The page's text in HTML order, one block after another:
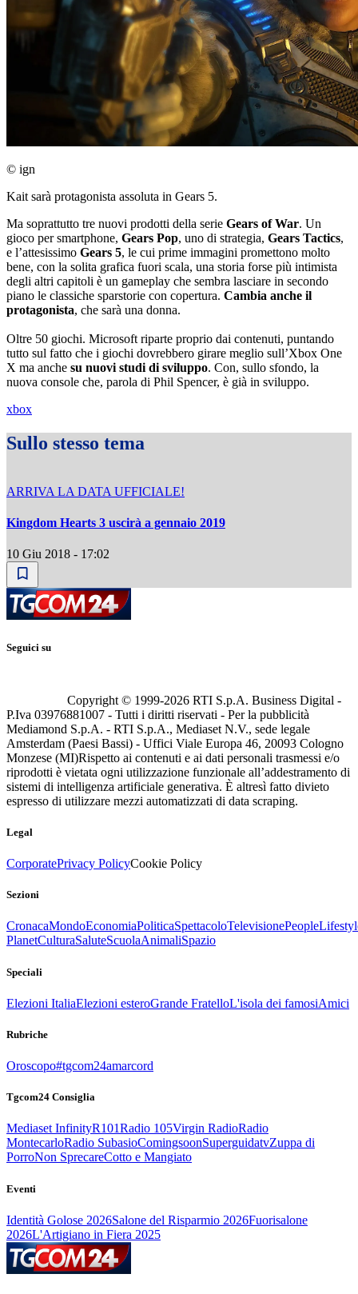
© ign
Kait sarà protagonista assoluta in Gears 5.
Ma soprattutto tre nuovi prodotti della serie Gears of War. Un
gioco per smartphone, Gears Pop, uno di strategia, Gears Tactics,
e l’attesissimo Gears 5, le cui prime immagini promettono molto
bene, con la solita grafica fuori scala, una storia forse più intimista
degli altri capitoli è un gameplay che sembra lasciare in secondo
piano le classiche sparstorie con copertura. Cambia anche il
protagonista, che sarà una donna.
Oltre 50 giochi. Microsoft riparte proprio dai contenuti, puntando
tutto sul fatto che i giochi dovrebbero girare meglio sull’Xbox One
X ma anche su nuovi studi di sviluppo. Con, sullo sfondo, la
nuova console che, parola di Phil Spencer, è già in sviluppo.
xbox
Sullo stesso tema
ARRIVA LA DATA UFFICIALE!
Kingdom Hearts 3 uscirà a gennaio 2019
10 Giu 2018 - 17:02
Seguici su
Copyright © 1999-2026 RTI S.p.A. Business Digital -
P.Iva 03976881007 - Tutti i diritti riservati - Per la pubblicità
Mediamond S.p.A. - RTI S.p.A., Mediaset N.V., sede legale
Amsterdam (Paesi Bassi) - Uffici Viale Europa 46, 20093 Cologno
Monzese (MI)Rispetto ai contenuti e ai dati personali trasmessi e/o
riprodotti è vietata ogni utilizzazione funzionale all’addestramento di
sistemi di intelligenza artificiale generativa. È altresì fatto divieto
espresso di utilizzare mezzi automatizzati di data scraping.
Legal
CorporatePrivacy PolicyCookie Policy
Sezioni
CronacaMondoEconomiaPoliticaSpettacoloTelevisionePeople
PlanetCulturaSaluteScuolaAnimaliSpazio
Speciali
Elezioni ItaliaElezioni esteroGrande FratelloL'isola dei famosiAmici
Rubriche
Oroscopo#tgcom24amarcord
Tgcom24 Consiglia
Mediaset InfinityR101Radio 105Virgin RadioRadio
MontecarloRadio SubasioComingsoonSuperguidatvZuppa di
PorroNon SprecareCotto e Mangiato
Eventi
Identità Golose 2026Salone del Risparmio 2026Fuorisalone
2026L'Artigiano in Fiera 2025